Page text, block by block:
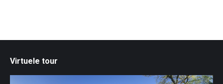
Virtuele tour